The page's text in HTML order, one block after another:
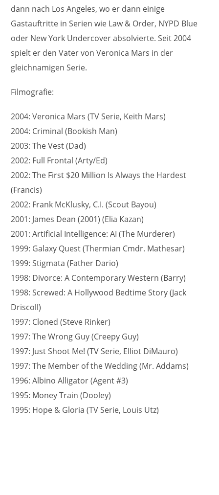
dann nach Los Angeles, wo er dann einige
Gastauftritte in Serien wie Law & Order, NYPD Blue
oder New York Undercover absolvierte. Seit 2004
spielt er den Vater von Veronica Mars in der
gleichnamigen Serie.
Filmografie:
2004: Veronica Mars (TV Serie, Keith Mars)
2004: Criminal (Bookish Man)
2003: The Vest (Dad)
2002: Full Frontal (Arty/Ed)
2002: The First $20 Million Is Always the Hardest
(Francis)
2002: Frank McKlusky, C.I. (Scout Bayou)
2001: James Dean (2001) (Elia Kazan)
2001: Artificial Intelligence: AI (The Murderer)
1999: Galaxy Quest (Thermian Cmdr. Mathesar)
1999: Stigmata (Father Dario)
1998: Divorce: A Contemporary Western (Barry)
1998: Screwed: A Hollywood Bedtime Story (Jack
Driscoll)
1997: Cloned (Steve Rinker)
1997: The Wrong Guy (Creepy Guy)
1997: Just Shoot Me! (TV Serie, Elliot DiMauro)
1997: The Member of the Wedding (Mr. Addams)
1996: Albino Alligator (Agent #3)
1995: Money Train (Dooley)
1995: Hope & Gloria (TV Serie, Louis Utz)